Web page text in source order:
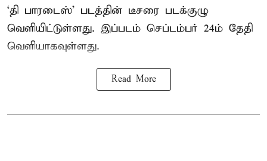
‘தி பாரடைஸ்’ படத்தின் டீசரை படக்குழு
வெளியிட்டுள்ளது. இப்படம் செப்டம்பர் 24ம் தேதி
வெளியாகவுள்ளது.
Read More